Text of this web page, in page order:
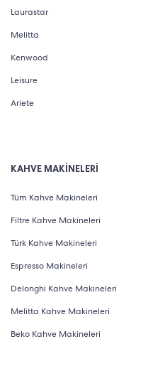
Laurastar
Melitta
Kenwood
Leisure
Ariete
KAHVE MAKİNELERİ
Tüm Kahve Makineleri
Filtre Kahve Makineleri
Türk Kahve Makineleri
Espresso Makineleri
Delonghi Kahve Makineleri
Melitta Kahve Makineleri
Beko Kahve Makineleri